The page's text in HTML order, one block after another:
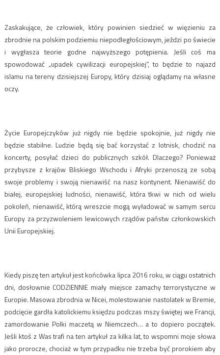
Zaskakujące, że człowiek, który powinien siedzieć w więzieniu za
zbrodnie na polskim podziemiu niepodległościowym, jeździ po świecie
i wygłasza teorie godne najwyższego potępienia. Jeśli coś ma
spowodować „upadek cywilizacji europejskiej”, to będzie to najazd
islamu na tereny dzisiejszej Europy, który dzisiaj oglądamy na własne
oczy.
Życie Europejczyków już nigdy nie będzie spokojnie, już nigdy nie
będzie stabilne. Ludzie będą się bać korzystać z lotnisk, chodzić na
koncerty, posyłać dzieci do publicznych szkół. Dlaczego? Ponieważ
przybysze z krajów Bliskiego Wschodu i Afryki przenoszą ze sobą
swoje problemy i swoją nienawiść na nasz kontynent. Nienawiść do
białej, europejskiej ludności, nienawiść, która tkwi w nich od wielu
pokoleń, nienawiść, którą wreszcie mogą wyładować w samym sercu
Europy za przyzwoleniem lewicowych rządów państw członkowskich
Unii Europejskiej.
Kiedy piszę ten artykuł jest końcówka lipca 2016 roku, w ciągu ostatnich
dni, dosłownie CODZIENNIE miały miejsce zamachy terrorystyczne w
Europie. Masowa zbrodnia w Nicei, molestowanie nastolatek w Bremie,
podcięcie gardła katolickiemu księdzu podczas mszy świętej we Francji,
zamordowanie Polki maczetą w Niemczech… a to dopiero początek.
Jeśli ktoś z Was trafi na ten artykuł za kilka lat, to wspomni moje słowa
jako prorocze, chociaż w tym przypadku nie trzeba być prorokiem aby